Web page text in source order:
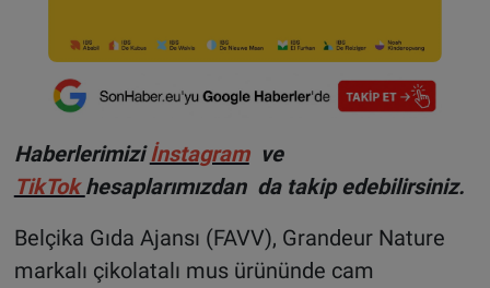
Haberlerimizi İnstagram ve
TikTokhesaplarımızdan da takip edebilirsiniz.
Belçika Gıda Ajansı (FAVV), Grandeur Nature
markalı çikolatalı mus ürününde cam